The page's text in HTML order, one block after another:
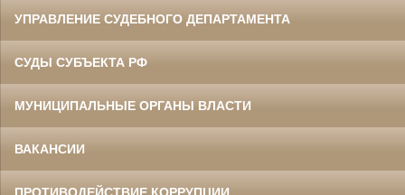
УПРАВЛЕНИЕ СУДЕБНОГО ДЕПАРТАМЕНТА
СУДЫ СУБЪЕКТА РФ
МУНИЦИПАЛЬНЫЕ ОРГАНЫ ВЛАСТИ
ВАКАНСИИ